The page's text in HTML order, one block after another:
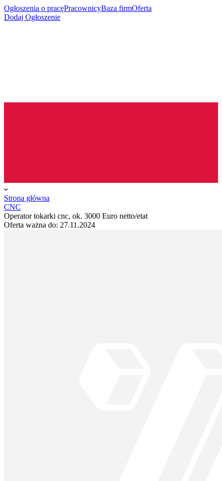
Ogłoszenia o pracęPracownicyBaza firmOferta
Dodaj Ogłoszenie
Strona główna
CNC
Operator tokarki cnc, ok. 3000 Euro netto/etat
Oferta ważna do: 27.11.2024